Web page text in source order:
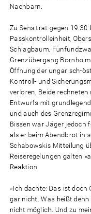
Nachbarn.
Zu Sens trat gegen 19.30
Passkontrolleinheit,
Schlagbaum.
Grenzübergang
Öffnung der ungarisch-
Kontroll- und
verloren. Beide
Entwurfs mit
und auch des
Bissen war Jäger jedoch
als er beim Abendbrot in
Schabowskis Mitteilung
Reiseregelungen gälten
Reaktion:
»Ich dachte: Das ist doch
gar nicht. Was heißt denn
nicht möglich. Und zu